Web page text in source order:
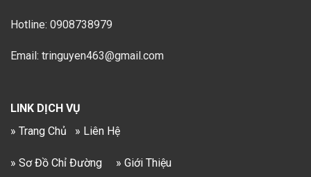
Hotline: 0908738979
Email: tringuyen463@gmail.com
LINK DỊCH VỤ
» Trang Chủ
» Liên Hệ
» Sơ Đồ Chỉ Đường » Giới Thiệu